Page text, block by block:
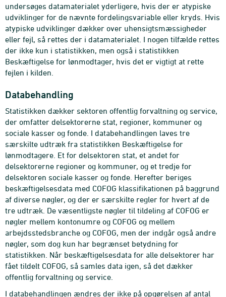
undersøges datamaterialet yderligere, hvis der er atypiske
udviklinger for de nævnte fordelingsvariable eller kryds. Hvis
atypiske udviklinger dækker over uhensigtsmæssigheder
eller fejl, så rettes der i datamaterialet. I nogen tilfælde rettes
der ikke kun i statistikken, men også i statistikken
Beskæftigelse for lønmodtager, hvis det er vigtigt at rette
fejlen i kilden.
Databehandling
Statistikken dækker sektoren offentlig forvaltning og service,
der omfatter delsektorerne stat, regioner, kommuner og
sociale kasser og fonde. I databehandlingen laves tre
særskilte udtræk fra statistikken Beskæftigelse for
lønmodtagere. Et for delsektoren stat, et andet for
delsektorerne regioner og kommuner, og et tredje for
delsektoren sociale kasser og fonde. Herefter beriges
beskæftigelsesdata med COFOG klassifikationen på baggrund
af diverse nøgler, og der er særskilte regler for hvert af de
tre udtræk. De væsentligste nøgler til tildeling af COFOG er
nøgler mellem kontonumre og COFOG og mellem
arbejdsstedsbranche og COFOG, men der indgår også andre
nøgler, som dog kun har begrænset betydning for
statistikken. Når beskæftigelsesdata for alle delsektorer har
fået tildelt COFOG, så samles data igen, så det dækker
offentlig forvaltning og service.
I databehandlingen ændres der ikke på opgørelsen af antal